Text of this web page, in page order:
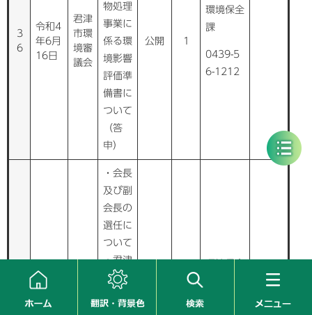
3
6
令和4
年6月
16日
君津
市環
境審
議会
物処理
事業に
係る環
境影響
評価準
備書に
ついて
（答
申）
公開 1
環境保全
課
0439-5
6-1212
令和4
月6日
境審
・会長
及び副
会長の
選任に
ついて
・君津
市環境